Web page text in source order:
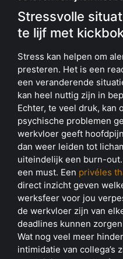
Stressvolle
te lijf met
Stress kan helpen om
presteren. Het is een
een veranderende
kan heel nuttig zijn in
Echter, te veel druk, kan
psychische problemen
werkvloer geeft
dan weer leiden tot
uiteindelijk een burn-
een must. Een privéles
direct inzicht geven
werksfeer voor jou
de werkvloer zijn van
deadlines kunnen
Wat nog veel meer
intimidatie van collega’s